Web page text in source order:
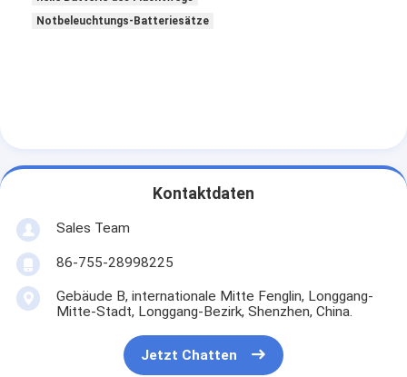
Notbeleuchtungs-Batteriesätze
Kontaktdaten
Sales Team
86-755-28998225
Gebäude B, internationale Mitte Fenglin, Longgang-
Mitte-Stadt, Longgang-Bezirk, Shenzhen, China.
Jetzt Chatten